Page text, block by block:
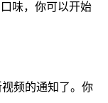
味，你可以开始
频的通知了。你